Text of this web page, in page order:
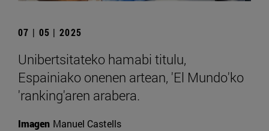
07 | 05 | 2025
Unibertsitateko hamabi titulu,
Espainiako onenen artean, 'El Mundo'ko
'ranking'aren arabera.
Imagen Manuel Castells